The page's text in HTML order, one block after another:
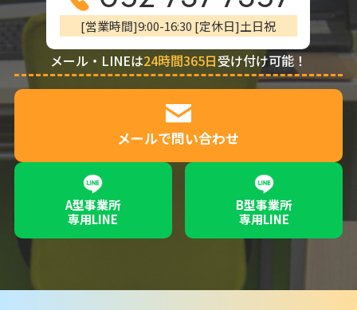
[営業時間]9:00-16:30 [定休日]土日祝
メール・LINEは24時間365日受け付け可能！
メールで問い合わせ
A型事業所
専用LINE
B型事業所
専用LINE